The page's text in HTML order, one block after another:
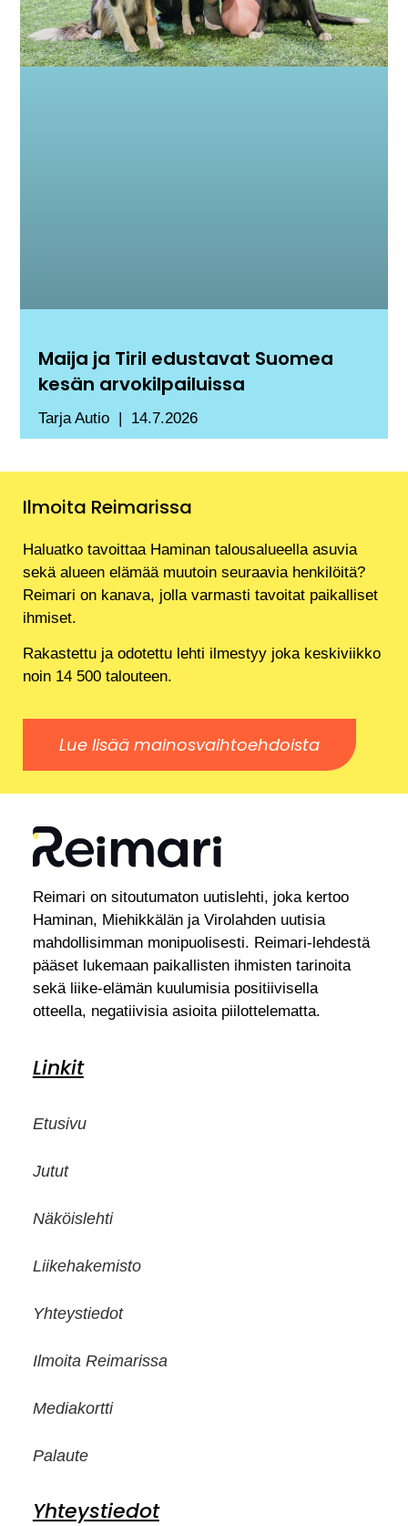
Maija ja Tiril edustavat Suomea
kesän arvokilpailuissa
Tarja Autio 14.7.2026
Ilmoita Reimarissa
Haluatko tavoittaa Haminan talousalueella asuvia
sekä alueen elämää muutoin seuraavia henkilöitä?
Reimari on kanava, jolla varmasti tavoitat paikalliset
ihmiset.
Rakastettu ja odotettu lehti ilmestyy joka keskiviikko
noin 14 500 talouteen.
Lue lisää mainosvaihtoehdoista
Reimari on sitoutumaton uutislehti, joka kertoo
Haminan, Miehikkälän ja Virolahden uutisia
mahdollisimman monipuolisesti. Reimari-lehdestä
pääset lukemaan paikallisten ihmisten tarinoita
sekä liike-elämän kuulumisia positiivisella
otteella, negatiivisia asioita piilottelematta.
Linkit
Etusivu
Jutut
Näköislehti
Liikehakemisto
Yhteystiedot
Ilmoita Reimarissa
Mediakortti
Palaute
Yhteystiedot